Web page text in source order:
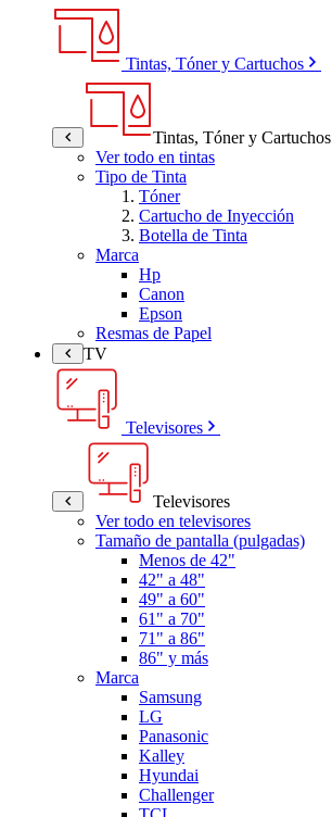
Tintas, Tóner y Cartuchos
Tintas, Tóner y Cartuchos
Ver todo en tintas
Tipo de Tinta
Tóner
Cartucho de Inyección
Botella de Tinta
Marca
Hp
Canon
Epson
Resmas de Papel
TV
Televisores
Televisores
Ver todo en televisores
Tamaño de pantalla (pulgadas)
Menos de 42"
42" a 48"
49" a 60"
61" a 70"
71" a 86"
86" y más
Marca
Samsung
LG
Panasonic
Kalley
Hyundai
Challenger